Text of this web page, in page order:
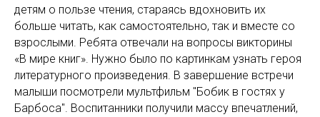
детям о пользе чтения, стараясь вдохновить их
больше читать, как самостоятельно, так и вместе со
взрослыми. Ребята отвечали на вопросы викторины
«В мире книг». Нужно было по картинкам узнать героя
литературного произведения. В завершение встречи
малыши посмотрели мультфильм "Бобик в гостях у
Барбоса". Воспитанники получили массу впечатлений,